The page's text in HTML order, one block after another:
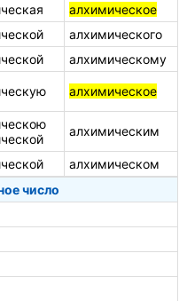
алхимическое
алхимического
алхимическому
алхимическое
алхимическим
алхимическом
число